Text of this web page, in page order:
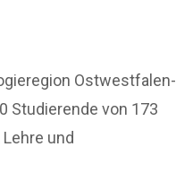
Ostwestfalen-
Studierende von 173
und